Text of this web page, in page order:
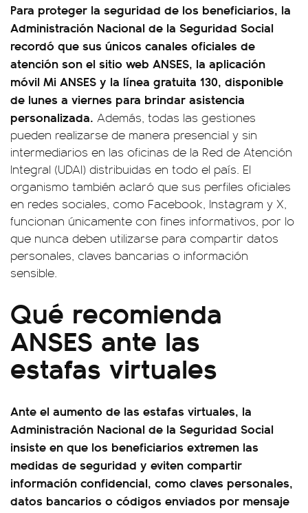
Para proteger la seguridad de los beneficiarios, la
Administración Nacional de la Seguridad Social
recordó que sus únicos canales oficiales de
atención son el sitio web ANSES, la aplicación
móvil Mi ANSES y la línea gratuita 130, disponible
de lunes a viernes para brindar asistencia
personalizada. Además, todas las gestiones
pueden realizarse de manera presencial y sin
intermediarios en las oficinas de la Red de Atención
Integral (UDAI) distribuidas en todo el país. El
organismo también aclaró que sus perfiles oficiales
en redes sociales, como Facebook, Instagram y X,
funcionan únicamente con fines informativos, por lo
que nunca deben utilizarse para compartir datos
personales, claves bancarias o información
sensible.
Qué recomienda
ANSES ante las
estafas virtuales
Ante el aumento de las estafas virtuales, la
Administración Nacional de la Seguridad Social
insiste en que los beneficiarios extremen las
medidas de seguridad y eviten compartir
información confidencial, como claves personales,
datos bancarios o códigos enviados por mensaje